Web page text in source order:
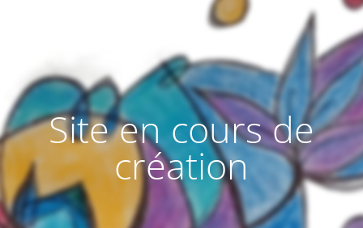
Site en cours de
création